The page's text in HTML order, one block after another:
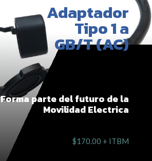
Adaptador
Tipo 1 a
GB/T (AC)
Forma parte del futuro de la
Movilidad Electrica
$170.00 + ITBM